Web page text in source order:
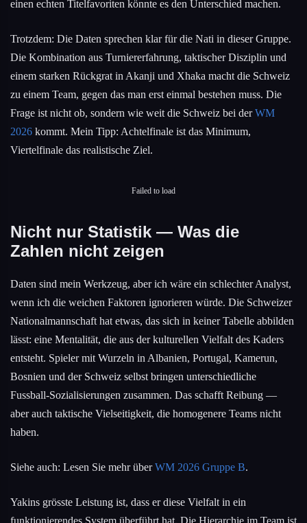
einen echten Titelfavoriten könnte es den Unterschied machen.
Trotzdem: Die Daten sprechen klar für die Nati in dieser Gruppe.
Die Kombination aus Turniererfahrung, taktischer Disziplin und
einem starken Rückgrat in Akanji und Xhaka macht die Schweiz
zu einem Team, gegen das man erst einmal bestehen muss. Die
Frage ist nicht ob, sondern wie weit die Schweiz bei derWM
2026 kommt. Mein Tipp: Achtelfinale ist das Minimum,
Viertelfinale das realistische Ziel.
Failed to load
Nicht nur Statistik — Was die
Zahlen nicht zeigen
Daten sind mein Werkzeug, aber ich wäre ein schlechter Analyst,
wenn ich die weichen Faktoren ignorieren würde. Die Schweizer
Nationalmannschaft hat etwas, das sich in keiner Tabelle abbilden
lässt: eine Mentalität, die aus der kulturellen Vielfalt des Kaders
entsteht. Spieler mit Wurzeln in Albanien, Portugal, Kamerun,
Bosnien und der Schweiz selbst bringen unterschiedliche
Fussball-Sozialisierungen zusammen. Das schafft Reibung —
aber auch taktische Vielseitigkeit, die homogenere Teams nicht
haben.
Siehe auch: Lesen Sie mehr überWM 2026 Gruppe B.
Yakins grösste Leistung ist, dass er diese Vielfalt in ein
funktionierendes System überführt hat. Die Hierarchie im Team ist